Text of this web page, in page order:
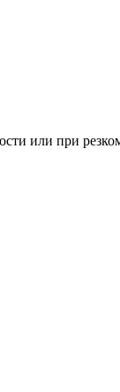
или при